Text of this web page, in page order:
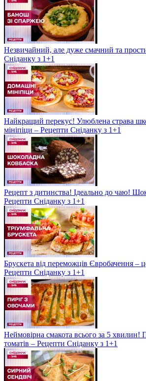
Незвичайний, але дуже смачний та
Сніданку з 1+1
Найкращий перекус! Улюблена страва
мініпіци – Рецепти Сніданку з 1+1
Рецепт з дитинства! Ідеально до чаю!
Рецепти Сніданку з 1+1
Брускета від переможців Євробачення –
Рецепти Сніданку з 1+1
Неймовірна смакота всього за 5 хвилин!
томатів – Рецепти Сніданку з 1+1